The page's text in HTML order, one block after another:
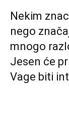
Nekim
nego
mnogo
Jesen će
Vage biti